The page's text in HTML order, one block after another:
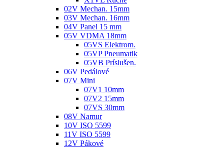
02V Mechan. 15mm
03V Mechan. 16mm
04V Panel 15 mm
05V VDMA 18mm
05VS Elektrom.
05VP Pneumatik
05VB Príslušen.
06V Pedálové
07V Mini
07V1 10mm
07V2 15mm
07VS 30mm
08V Namur
10V ISO 5599
11V ISO 5599
12V Pákové